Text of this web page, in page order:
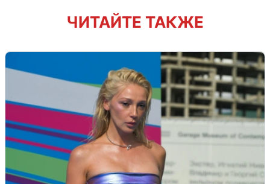
ЧИТАЙТЕ ТАКЖЕ